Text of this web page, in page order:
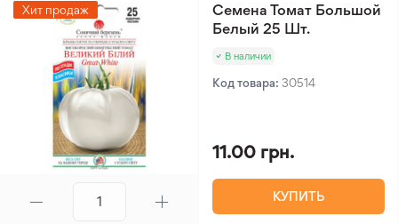
Хит продаж
Семена Томат Большой
Белый 25 Шт.
В наличии
Код товара: 30514
11.00 грн.
КУПИТЬ